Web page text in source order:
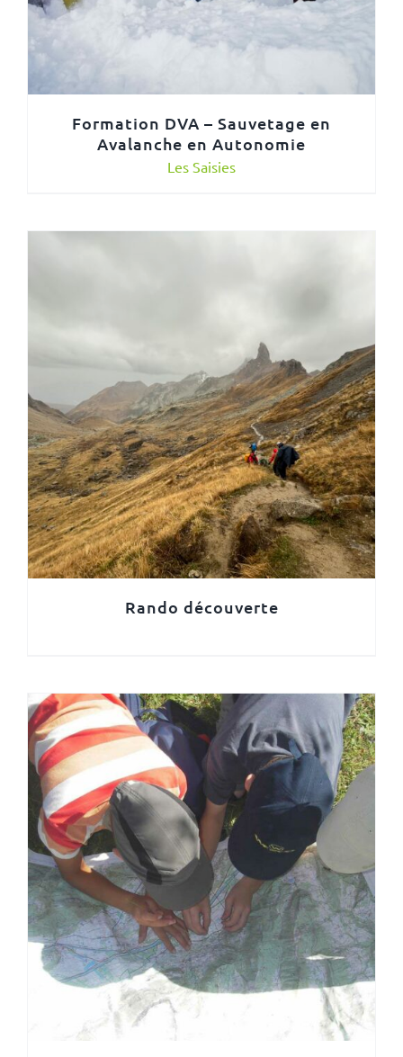
Formation DVA – Sauvetage en
Avalanche en Autonomie
Les Saisies
Rando découverte